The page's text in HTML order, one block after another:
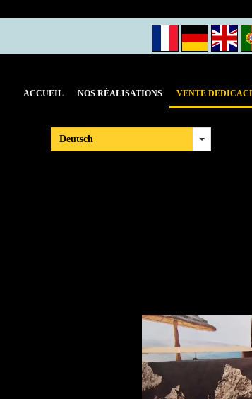
Panier (0)
ACCUEIL NOS RÉALISATIONS VENTE